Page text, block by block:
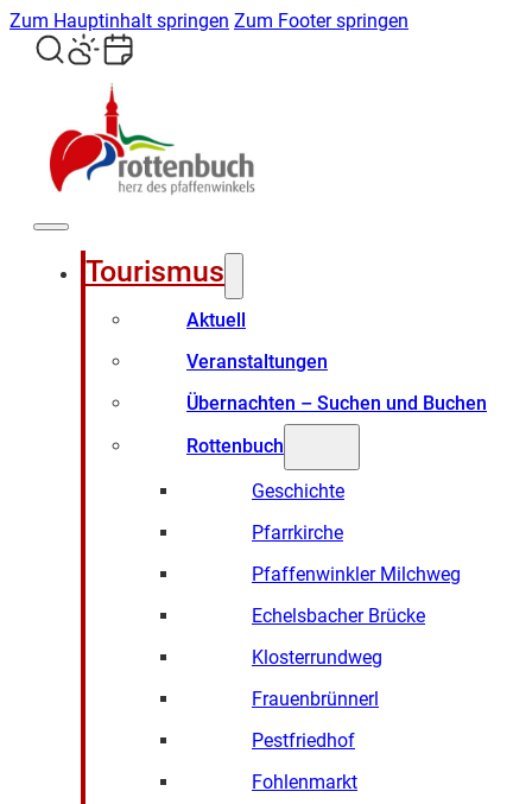
Zum Hauptinhalt springen Zum Footer springen
Tourismus
Aktuell
Veranstaltungen
Übernachten – Suchen und Buchen
Rottenbuch
Geschichte
Pfarrkirche
Pfaffenwinkler Milchweg
Echelsbacher Brücke
Klosterrundweg
Frauenbrünnerl
Pestfriedhof
Fohlenmarkt